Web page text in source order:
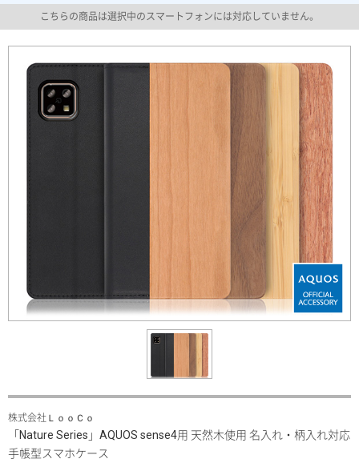
こちらの商品は選択中のスマートフォンには対応していません。
株式会社ＬｏｏＣｏ
「Nature Series」AQUOS sense4用 天然木使用 名入れ・柄入れ対応
手帳型スマホケース